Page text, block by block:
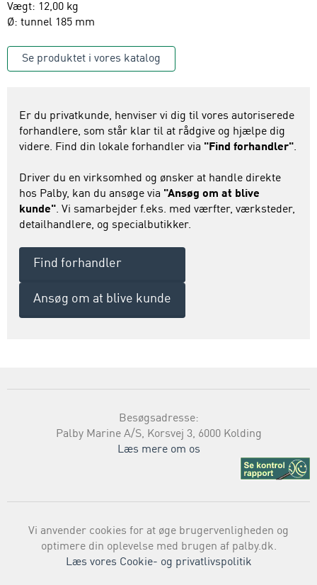
Vægt: 12,00 kg
Ø: tunnel 185 mm
Se produktet i vores katalog
Er du privatkunde, henviser vi dig til vores autoriserede
forhandlere, som står klar til at rådgive og hjælpe dig
videre. Find din lokale forhandler via "Find forhandler".
Driver du en virksomhed og ønsker at handle direkte
hos Palby, kan du ansøge via "Ansøg om at blive
kunde". Vi samarbejder f.eks. med værfter, værksteder,
detailhandlere, og specialbutikker.
Find forhandler
Ansøg om at blive kunde
Besøgsadresse:
Palby Marine A/S, Korsvej 3, 6000 Kolding
Læs mere om os
Vi anvender cookies for at øge brugervenligheden og
optimere din oplevelse med brugen af palby.dk.
Læs vores Cookie- og privatlivspolitik